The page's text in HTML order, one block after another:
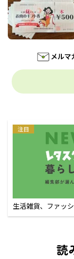
メルマ
注目
生活雑貨、ファッ
えるECサイト
読